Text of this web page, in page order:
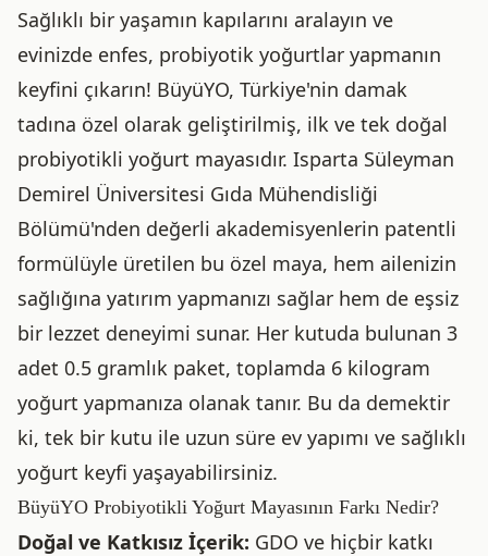
Sağlıklı bir yaşamın kapılarını aralayın ve
evinizde enfes, probiyotik yoğurtlar yapmanın
keyfini çıkarın! BüyüYO, Türkiye'nin damak
tadına özel olarak geliştirilmiş, ilk ve tek doğal
probiyotikli yoğurt mayasıdır. Isparta Süleyman
Demirel Üniversitesi Gıda Mühendisliği
Bölümü'nden değerli akademisyenlerin patentli
formülüyle üretilen bu özel maya, hem ailenizin
sağlığına yatırım yapmanızı sağlar hem de eşsiz
bir lezzet deneyimi sunar. Her kutuda bulunan 3
adet 0.5 gramlık paket, toplamda 6 kilogram
yoğurt yapmanıza olanak tanır. Bu da demektir
ki, tek bir kutu ile uzun süre ev yapımı ve sağlıklı
yoğurt keyfi yaşayabilirsiniz.
BüyüYO Probiyotikli Yoğurt Mayasının Farkı Nedir?
Doğal ve Katkısız İçerik: GDO ve hiçbir katkı